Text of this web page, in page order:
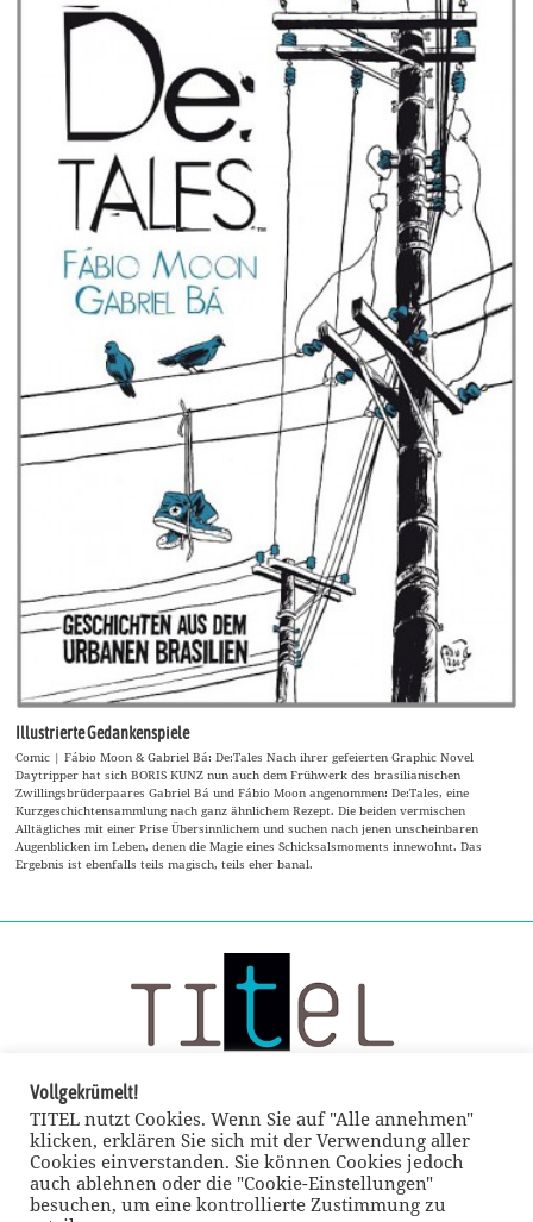
Illustrierte Gedankenspiele
Comic | Fábio Moon & Gabriel Bá: De:Tales Nach ihrer gefeierten Graphic Novel
Daytripper hat sich BORIS KUNZ nun auch dem Frühwerk des brasilianischen
Zwillingsbrüderpaares Gabriel Bá und Fábio Moon angenommen: De:Tales, eine
Kurzgeschichtensammlung nach ganz ähnlichem Rezept. Die beiden vermischen
Alltägliches mit einer Prise Übersinnlichem und suchen nach jenen unscheinbaren
Augenblicken im Leben, denen die Magie eines Schicksalsmoments innewohnt. Das
Ergebnis ist ebenfalls teils magisch, teils eher banal.
Vollgekrümelt!
TITEL nutzt Cookies. Wenn Sie auf "Alle annehmen"
klicken, erklären Sie sich mit der Verwendung aller
Cookies einverstanden. Sie können Cookies jedoch
auch ablehnen oder die "Cookie-Einstellungen"
besuchen, um eine kontrollierte Zustimmung zu